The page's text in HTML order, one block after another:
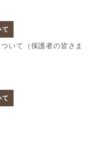
いて（保護者の皆さま